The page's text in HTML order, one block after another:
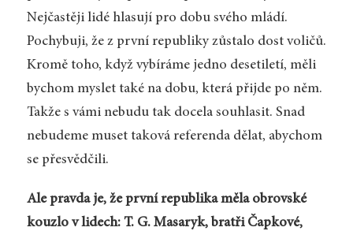
Nejčastěji lidé hlasují pro dobu svého mládí.
Pochybuji, že z první republiky zůstalo dost voličů.
Kromě toho, když vybíráme jedno desetiletí, měli
bychom myslet také na dobu, která přijde po něm.
Takže s vámi nebudu tak docela souhlasit. Snad
nebudeme muset taková referenda dělat, abychom
se přesvědčili.
Ale pravda je, že první republika měla obrovské
kouzlo v lidech: T. G. Masaryk, bratři Čapkové,